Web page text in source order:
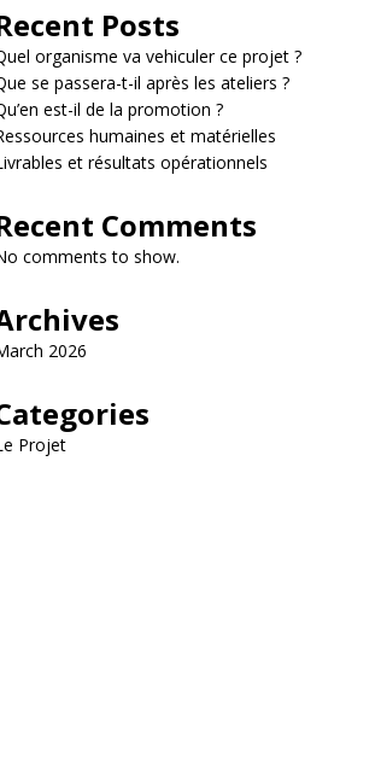
Posts
organisme va vehiculer ce projet ?
se passera-t-il après les ateliers ?
est-il de la promotion ?
humaines et matérielles
et résultats opérationnels
Comments
comments to show.
2026
Projet